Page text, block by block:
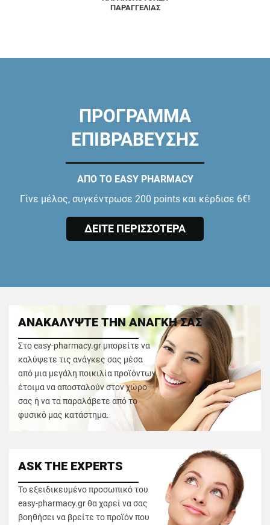
ΠΑΡΑΓΓΕΛΙΑΣ
ΠΡΟΓΡΑΜΜΑ
ΕΠΙΒΡΑΒΕΥΣΗΣ
ΑΠΟ ΤΟ EASY PHARMACY
Γίνε μέλος, συγκέντρωσε 200 points και κέρδισε 6€!
ΔΕΙΤΕ ΠΕΡΙΣΣΟΤΕΡΑ
ΑΝΑΚΑΛΥΨΤΕ ΤΗΝ ΑΝΑΓΚΗ ΣΑΣ
Στο easy-pharmacy.gr μπορείτε να
καλύψετε τις ανάγκες σας μέσα
από μια μεγάλη ποικιλία προϊόντων
έτοιμα να αποσταλούν στον χώρο
σας ή να τα παραλάβετε από το
φυσικό μας κατάστημα.
ASK THE EXPERTS
Το εξειδικευμένο προσωπικό του
easy-pharmacy.gr θα χαρεί να σας
βοηθήσει να βρείτε το προϊόν που